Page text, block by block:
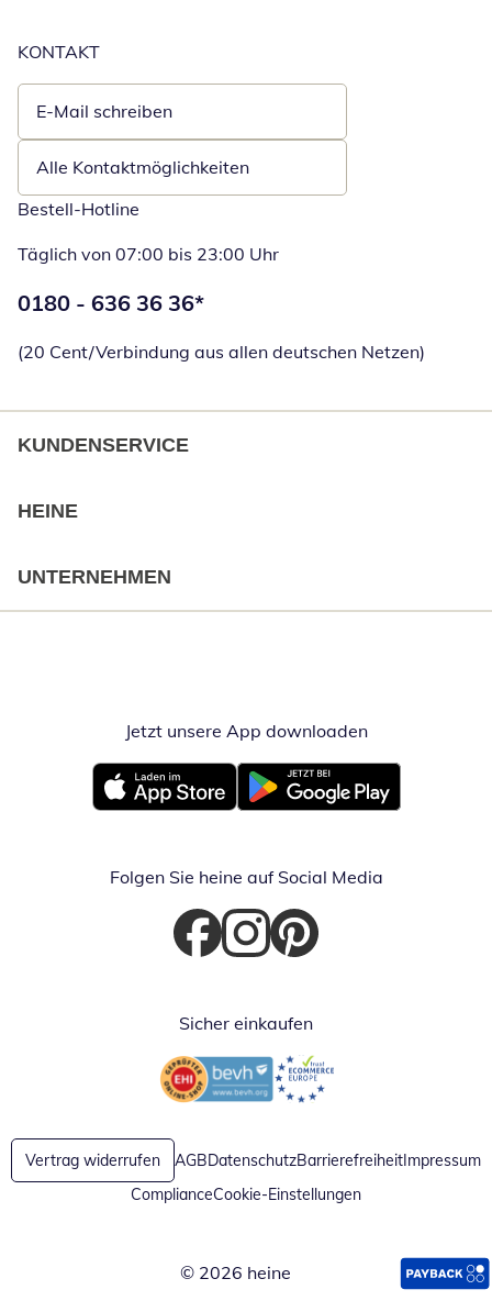
KONTAKT
E-Mail schreiben
Öffnet E-Mail-Client
Alle Kontaktmöglichkeiten
Bestell-Hotline
Täglich von 07:00 bis 23:00 Uhr
Telefonnummer:
0180 - 636 36 36*
(20 Cent/Verbindung aus allen deutschen Netzen)
KUNDENSERVICE
HEINE
UNTERNEHMEN
Jetzt unsere App downloadenÖffnet in
Öffnet in neuem FensterÖffnet in neuem Fenster
Folgen Sie heine auf Social Media
Öffnet in neuem Fenster
Öffnet in neuem Fenster
Öffnet in neuem Fenster
Sicher einkaufen
Öffnet in neuem FensterÖffnet in neuem Fenster
Vertrag widerrufen AGBDatenschutzBarrierefreiheitImpressum
ComplianceCookie-Einstellungen
© 2026 heine